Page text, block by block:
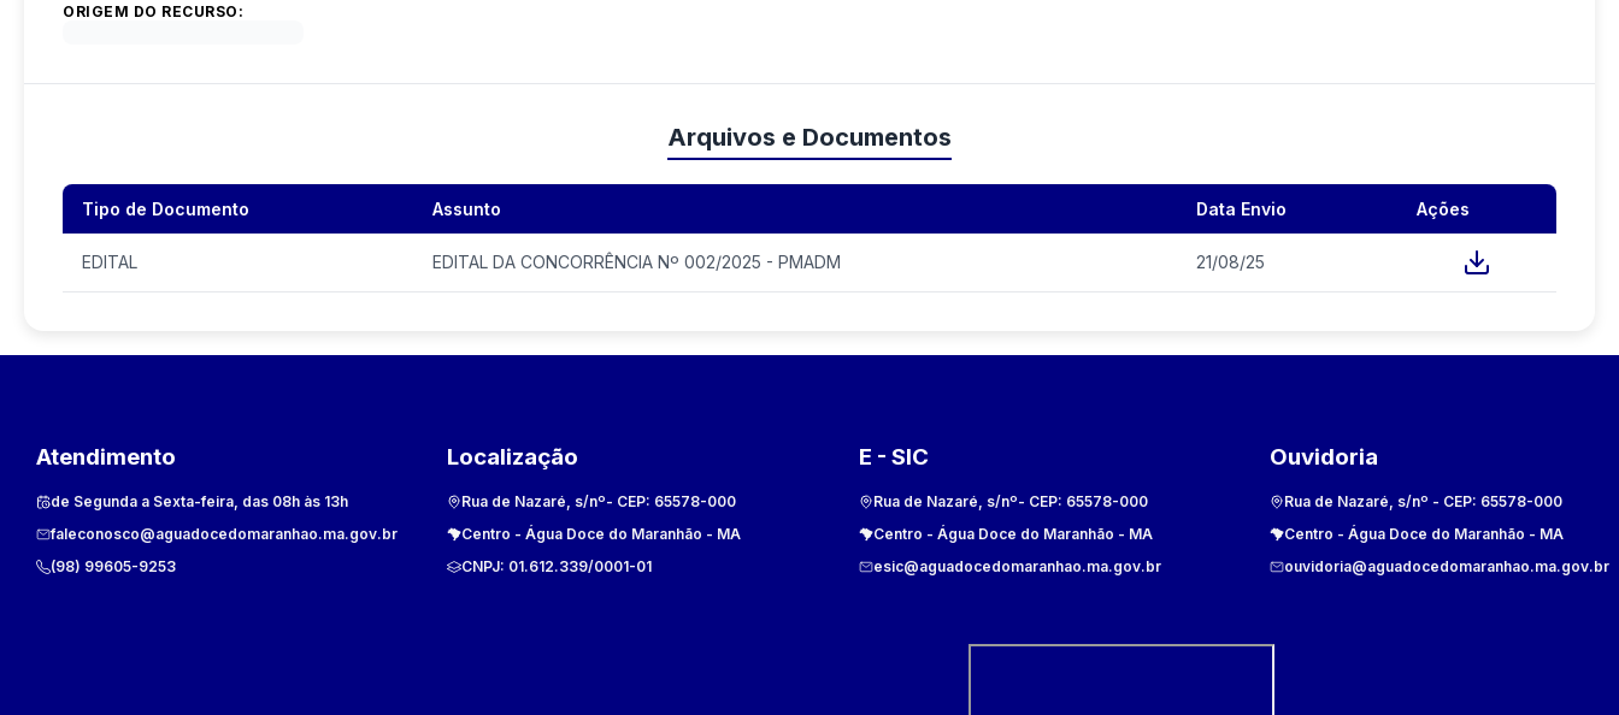
ORIGEM DO RECURSO:
Arquivos e Documentos
Tipo de Documento Assunto Data Envio Ações
EDITAL EDITAL DA CONCORRÊNCIA Nº 002/2025 - PMADM 21/08/25
Atendimento
de Segunda a Sexta-feira, das 08h às 13h
faleconosco@aguadocedomaranhao.ma.gov.br
(98) 99605-9253
Localização
Rua de Nazaré, s/nº- CEP: 65578-000
Centro -Água Doce do Maranhão - MA
CNPJ: 01.612.339/0001-01
E - SIC
Rua de Nazaré, s/nº- CEP: 65578-000
Centro - Água Doce do Maranhão - MA
esic@aguadocedomaranhao.ma.gov.br
Ouvidoria
Rua de Nazaré, s/nº - CEP: 65578-000
Centro - Água Doce do Maranhão - MA
ouvidoria@aguadocedomaranhao.ma.gov.br